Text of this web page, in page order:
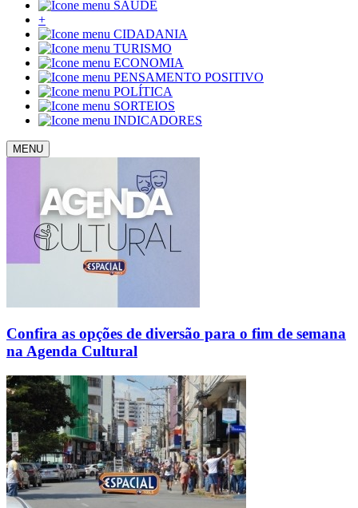
SAÚDE
+
CIDADANIA
TURISMO
ECONOMIA
PENSAMENTO POSITIVO
POLÍTICA
SORTEIOS
INDICADORES
MENU
Confira as opções de diversão para o fim de semana
na Agenda Cultural